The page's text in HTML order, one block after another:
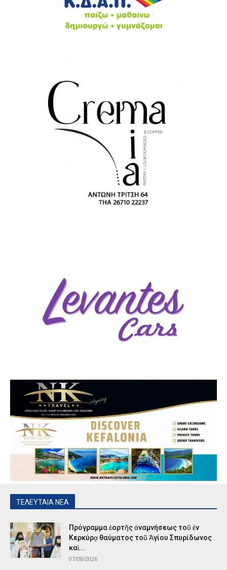
ΤΕΛΕΥΤΑΙΑ ΝΕΑ
Πρόγραμμα ἑορτῆς ἀναμνήσεως τοῦ ἐν
Κερκύρᾳ θαύματος τοῦ Ἁγίου Σπυρίδωνος
καὶ...
07/08/2026